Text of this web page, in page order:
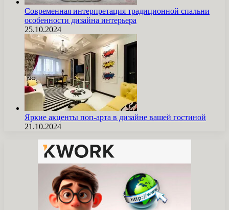
Современная интерпретация традиционной спальни
особенности дизайна интерьера
25.10.2024
Яркие акценты поп-арта в дизайне вашей гостиной
21.10.2024